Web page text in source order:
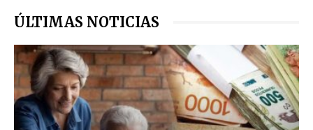
ÚLTIMAS NOTICIAS